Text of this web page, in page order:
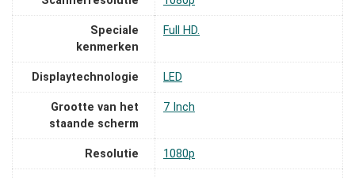
Speciale
kenmerken
‎Full HD.
Displaytechnologie ‎LED
Grootte van het
staande scherm
‎7 Inch
Resolutie ‎1080p